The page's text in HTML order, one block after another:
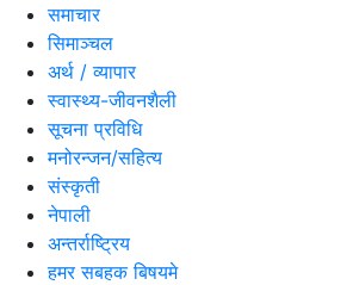
समाचार
सिमाञ्चल
अर्थ / व्यापार
स्वास्थ्य-जीवनशैली
सूचना प्रविधि
मनोरन्जन/सहित्य
संस्कृती
नेपाली
अन्तर्राष्ट्रिय
हमर सबहक बिषयमे